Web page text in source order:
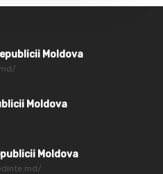
Moldova
Moldova
Moldova